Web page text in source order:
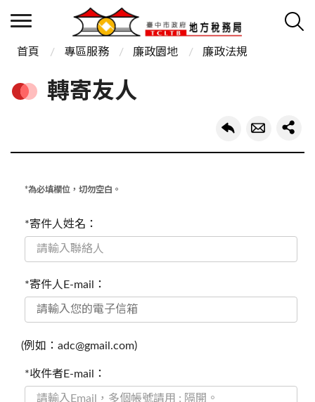
首頁 專區服務 廉政園地 廉政法規
轉寄友人
*為必填欄位，切勿空白。
*寄件人姓名：
*寄件人E-mail：
(例如：adc@gmail.com)
*收件者E-mail：